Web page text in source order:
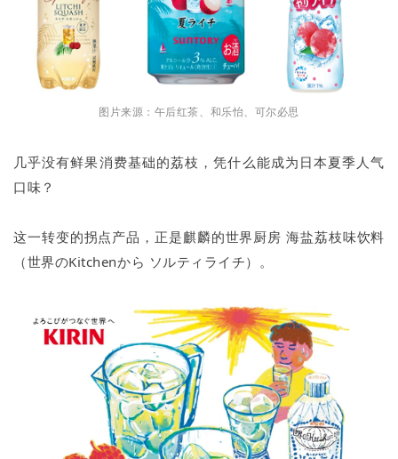
图片来源：午后红茶、和乐怡、可尔必思
几乎没有鲜果消费基础的荔枝，凭什么能成为日本夏季人气
口味？
这一转变的拐点产品，正是麒麟的世界厨房 海盐荔枝味饮料
（世界のKitchenから ソルティライチ）。